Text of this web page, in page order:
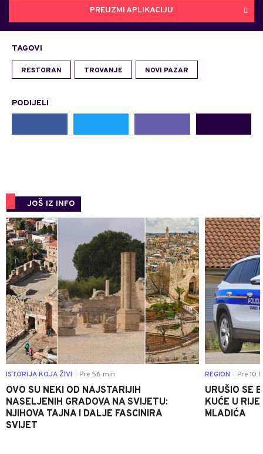
PREUZMI APLIKACIJU
TAGOVI
RESTORAN TROVANJE NOVI PAZAR
PODIJELI
JOŠ IZ INFO
0
ISTORIJA KOJA ŽIVI Pre 56 min
OVO SU NEKI OD NAJSTARIJIH
NASELJENIH GRADOVA NA SVIJETU:
NJIHOVA TAJNA I DALJE FASCINIRA
SVIJET
REGION Pre 10 h
URUŠIO SE
KUĆE U
MLADIĆA